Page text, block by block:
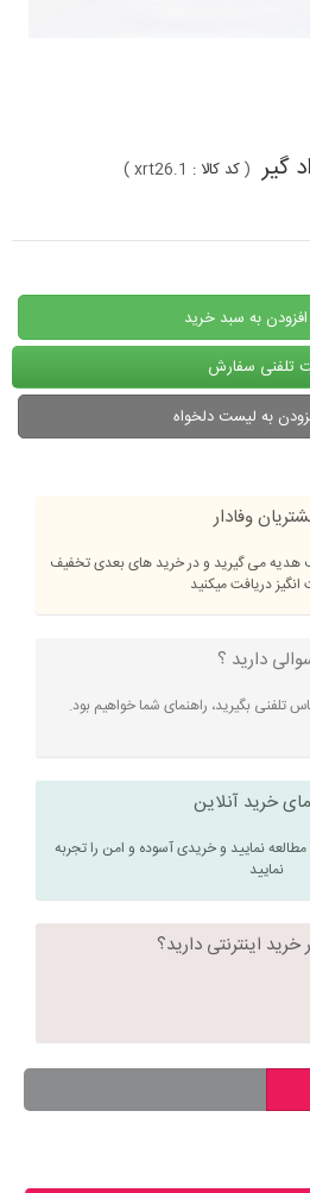
گير (کد کالا : xrt26.1
)
افزودن به سبد خرید
تلفنی سفارش
به لیست دلخواه
وفادار
هدیه می گیرید و در خرید های بعدی تخفیف
دریافت میکنید
دارید ؟
تلفنی بگیرید، راهنمای شما خواهیم بود.
خرید آنلاین
نمایید و خریدی آسوده و امن را تجربه
نمایید
اینترنتی دارید؟